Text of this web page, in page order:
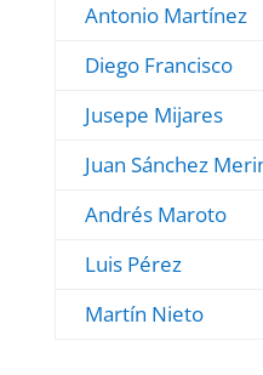
Antonio Martínez
Diego Francisco
Jusepe Mijares
Juan Sánchez
Andrés Maroto
Luis Pérez
Martín Nieto